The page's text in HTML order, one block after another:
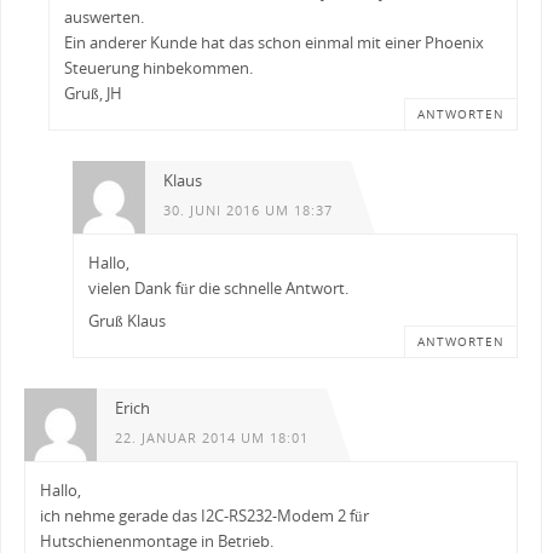
auswerten.
Ein anderer Kunde hat das schon einmal mit einer Phoenix
Steuerung hinbekommen.
Gruß, JH
ANTWORTEN
Klaus
30. JUNI 2016 UM 18:37
Hallo,
vielen Dank für die schnelle Antwort.
Gruß Klaus
ANTWORTEN
Erich
22. JANUAR 2014 UM 18:01
Hallo,
ich nehme gerade das I2C-RS232-Modem 2 für
Hutschienenmontage in Betrieb.